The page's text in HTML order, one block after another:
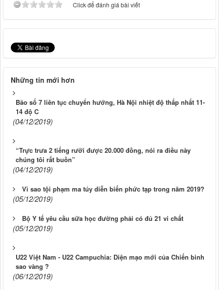
Click để đánh giá bài viết
Những tin mới hơn
Bão số 7 liên tục chuyển hướng, Hà Nội nhiệt độ thấp nhất 11-
14 độ C
(04/12/2019)
“Trực trưa 2 tiếng rưỡi được 20.000 đồng, nói ra điều này
chúng tôi rất buồn”
(04/12/2019)
Vì sao tội phạm ma túy diễn biến phức tạp trong năm 2019?
(05/12/2019)
Bộ Y tế yêu cầu sữa học đường phải có đủ 21 vi chất
(05/12/2019)
U22 Việt Nam - U22 Campuchia: Diện mạo mới của Chiến binh
sao vàng ?
(06/12/2019)